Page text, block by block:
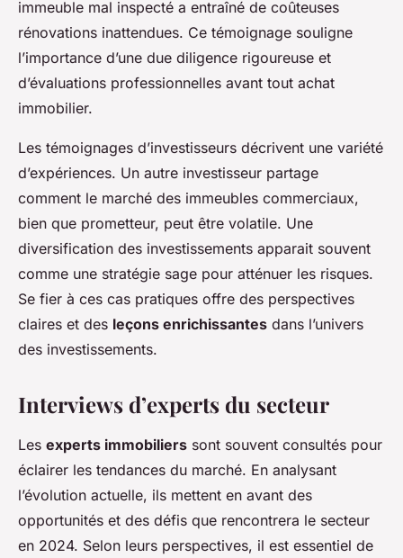
immeuble mal inspecté a entraîné de coûteuses
rénovations inattendues. Ce témoignage souligne
l’importance d’une due diligence rigoureuse et
d’évaluations professionnelles avant tout achat
immobilier.
Les témoignages d’investisseurs décrivent une variété
d’expériences. Un autre investisseur partage
comment le marché des immeubles commerciaux,
bien que prometteur, peut être volatile. Une
diversification des investissements apparait souvent
comme une stratégie sage pour atténuer les risques.
Se fier à ces cas pratiques offre des perspectives
claires et des leçons enrichissantes dans l’univers
des investissements.
Interviews d’experts du secteur
Les experts immobiliers sont souvent consultés pour
éclairer les tendances du marché. En analysant
l’évolution actuelle, ils mettent en avant des
opportunités et des défis que rencontrera le secteur
en 2024. Selon leurs perspectives, il est essentiel de